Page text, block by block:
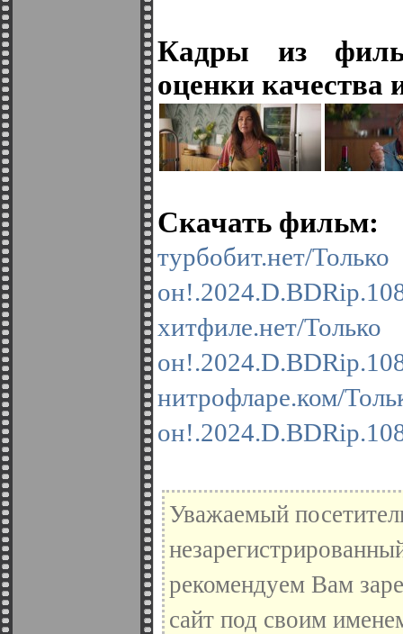
Кадры из
оценки качества
Скачать фильм:
Уважаемый
рекомендуем Вам
сайт под своим